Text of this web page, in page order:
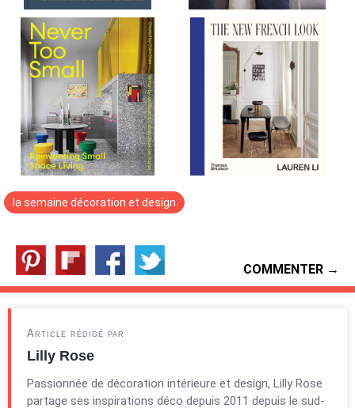
la semaine décoration et design
COMMENTER →
Article rédigé par
Lilly Rose
Passionnée de décoration intérieure et design, Lilly Rose
partage ses inspirations déco depuis 2011 depuis le sud-